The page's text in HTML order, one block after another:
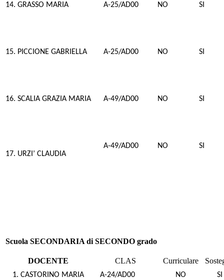
14. GRASSO MARIA A-25/AD00 NO SI
15. PICCIONE GABRIELLA A-25/AD00 NO SI
16. SCALIA GRAZIA MARIA A-49/AD00 NO SI
17. URZI’ CLAUDIA
A-49/AD00 NO SI
Scuola SECONDARIA di SECONDO grado
DOCENTE CLAS Curriculare
1. CASTORINO MARIA
A-24/AD00 NO SI